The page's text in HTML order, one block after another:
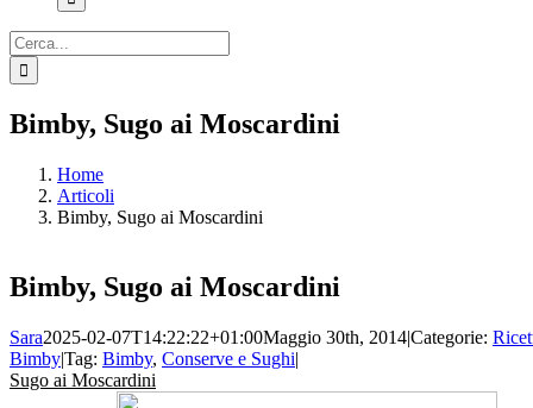
Cerca
per:
Bimby, Sugo ai Moscardini
Home
Articoli
Bimby, Sugo ai Moscardini
Bimby, Sugo ai Moscardini
Sara2025-02-07T14:22:22+01:00Maggio 30th, 2014|Categorie:
Bimby|Tag: Bimby, Conserve e Sughi|
Sugo ai Moscardini